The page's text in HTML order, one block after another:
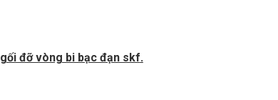
gối đỡ vòng bi bạc đạn skf.